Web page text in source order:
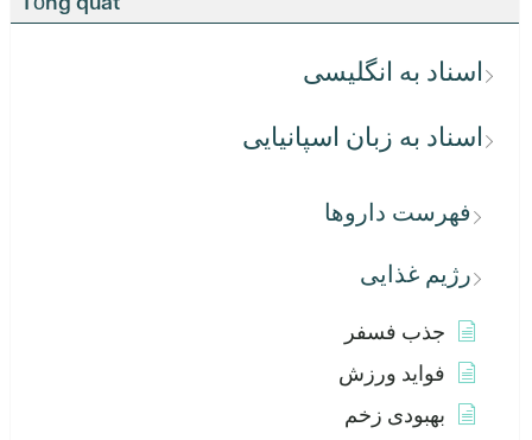
اسناد به انگلیسی
اسناد به زبان اسپانیایی
فهرست داروها
رژیم غذایی
جذب فسفر
فواید ورزش
بهبودی زخم